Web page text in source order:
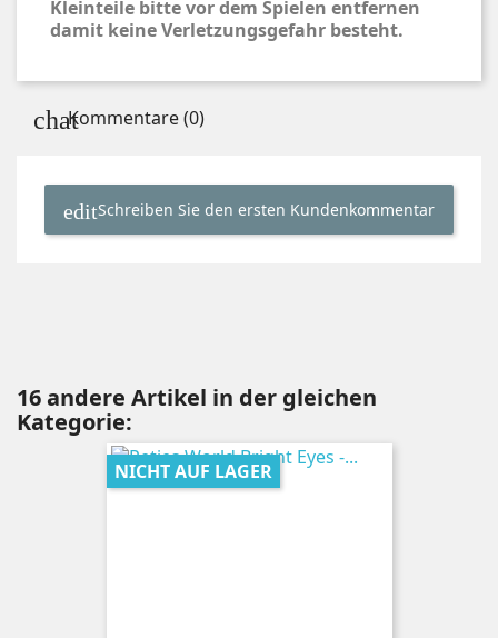
Kleinteile bitte vor dem Spielen entfernen
damit keine Verletzungsgefahr besteht.
Kommentare (0)
Schreiben Sie den ersten Kundenkommentar
16 andere Artikel in der gleichen
Kategorie:
NICHT AUF LAGER